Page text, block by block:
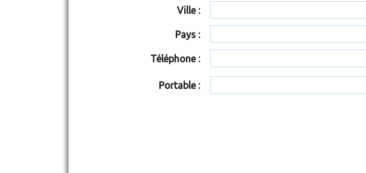
Ville :
Pays :
Téléphone :
Portable :